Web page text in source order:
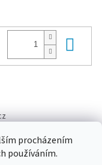
procházením
používáním.